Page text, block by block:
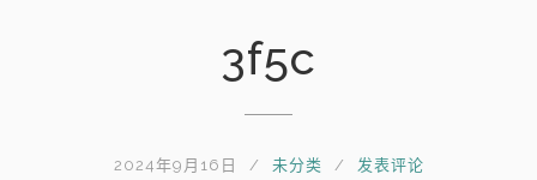
3f5c
2024年9月16日 未分类 发表评论